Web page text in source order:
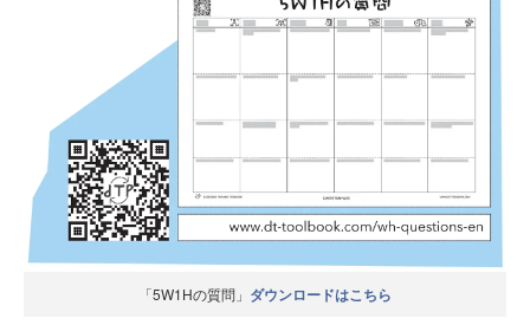
「5W1Hの質問」 ダウンロードはこちら